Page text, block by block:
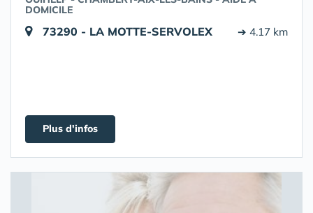
DOMICILE
73290 - LA MOTTE-SERVOLEX ➔ 4.17 km
Plus d'infos